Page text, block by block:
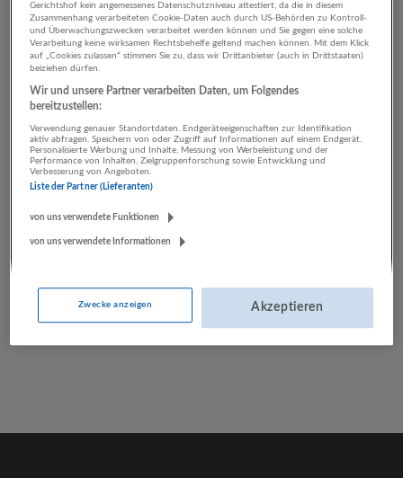
Für diese Anstellungsarten stehen
Ausbildung, Lehrstelle-Stellen zur Verfügung
Vertrieb, Verkauf, Kundenbetreuung
Handwerk
Sonstige Berufe
Rechnungswesen, Controlling
Pflege, Gesundheit, Soziales
KFZ-Techniker:in
Verkaufsberater:in
Gerichtshof kein angemessenes Datenschutzniveau attestiert, da die in diesem
Zusammenhang verarbeiteten Cookie-Daten auch durch US-Behörden zu Kontroll-
und Überwachungszwecken verarbeitet werden können und Sie gegen eine solche
Verarbeitung keine wirksamen Rechtsbehelfe geltend machen können. Mit dem Klick
auf „Cookies zulassen“ stimmen Sie zu, dass wir Drittanbieter (auch in Drittstaaten)
beiziehen dürfen.
Wir und unsere Partner verarbeiten Daten, um Folgendes
bereitzustellen:
Verwendung genauer Standortdaten. Endgeräteeigenschaften zur Identifikation
aktiv abfragen. Speichern von oder Zugriff auf Informationen auf einem Endgerät.
Personalisierte Werbung und Inhalte, Messung von Werbeleistung und der
Performance von Inhalten, Zielgruppenforschung sowie Entwicklung und
Verbesserung von Angeboten.
Liste der Partner (Lieferanten)
von uns verwendete Funktionen
von uns verwendete Informationen
Zwecke anzeigen Akzeptieren